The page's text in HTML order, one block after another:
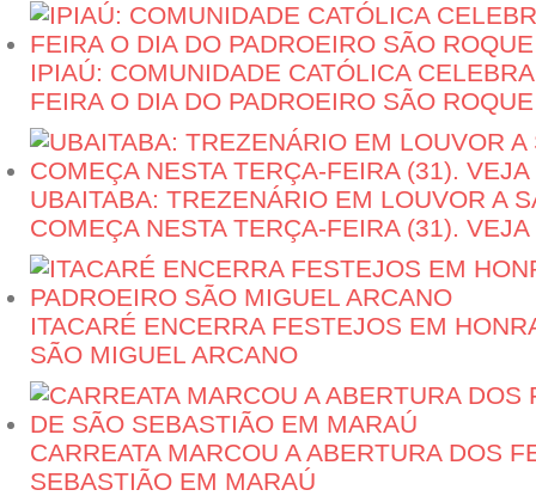
IPIAÚ: COMUNIDADE CATÓLICA
FEIRA O DIA DO PADROEIRO SÃO ROQUE
UBAITABA: TREZENÁRIO EM LOUVOR A
COMEÇA NESTA TERÇA-FEIRA (31).
ITACARÉ ENCERRA FESTEJOS EM
SÃO MIGUEL ARCANO
CARREATA MARCOU A ABERTURA DOS
SEBASTIÃO EM MARAÚ